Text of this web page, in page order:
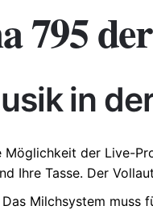
795 der
in
Möglichkeit der Live-
Ihre Tasse. Der
Milchsystem muss
11 kg